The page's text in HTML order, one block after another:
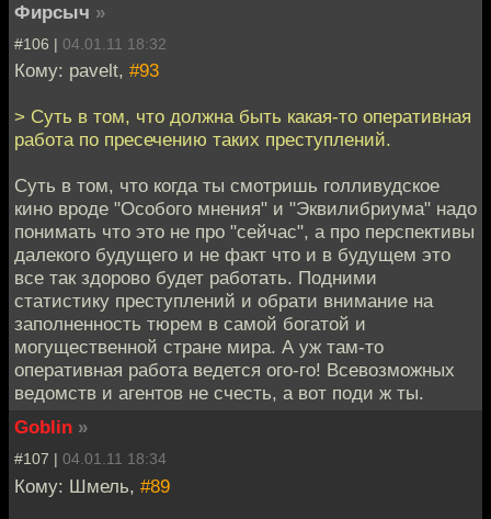
Фирсыч »
#106 | 04.01.11 18:32
Кому: pavelt, #93
> Суть в том, что должна быть какая-то оперативная
работа по пресечению таких преступлений.
Суть в том, что когда ты смотришь голливудское
кино вроде "Особого мнения" и "Эквилибриума" надо
понимать что это не про "сейчас", а про перспективы
далекого будущего и не факт что и в будущем это
все так здорово будет работать. Подними
статистику преступлений и обрати внимание на
заполненность тюрем в самой богатой и
могущественной стране мира. А уж там-то
оперативная работа ведется ого-го! Всевозможных
ведомств и агентов не счесть, а вот поди ж ты.
Goblin »
#107 | 04.01.11 18:34
Кому: Шмель, #89